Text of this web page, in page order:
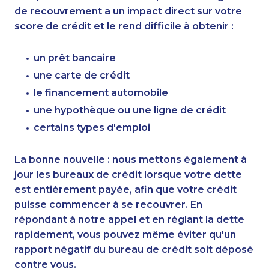
de recouvrement a un impact direct sur votre
score de crédit et le rend difficile à obtenir :
un prêt bancaire
une carte de crédit
le financement automobile
une hypothèque ou une ligne de crédit
certains types d'emploi
La bonne nouvelle : nous mettons également à
jour les bureaux de crédit lorsque votre dette
est entièrement payée, afin que votre crédit
puisse commencer à se recouvrer. En
répondant à notre appel et en réglant la dette
rapidement, vous pouvez même éviter qu'un
rapport négatif du bureau de crédit soit déposé
contre vous.